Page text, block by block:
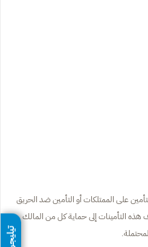
على الممتلكات أو التأمين ضد الحريق
هذه التأمينات إلى حماية كل من المالك